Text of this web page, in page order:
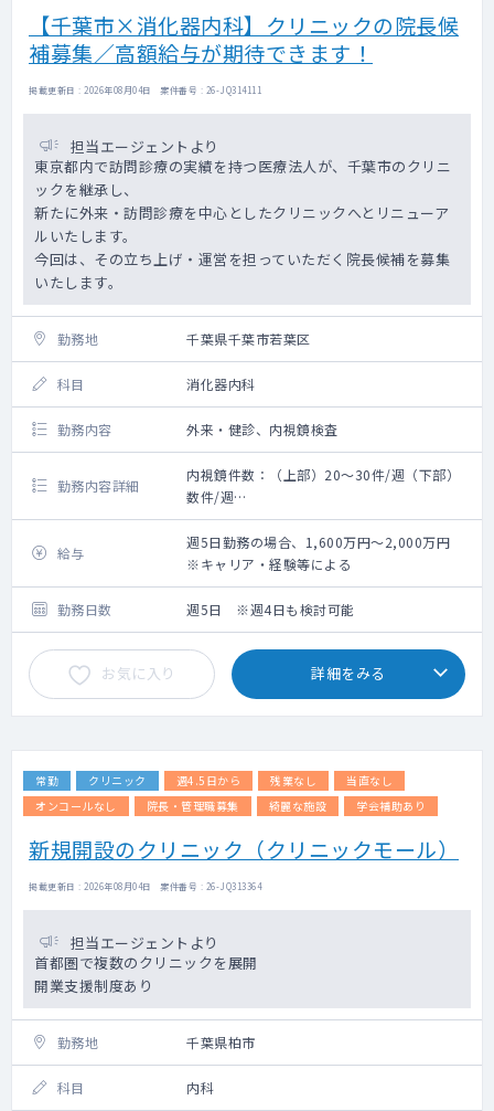
【千葉市×消化器内科】クリニックの院長候
補募集／高額給与が期待できます！
掲載更新日 : 2026年08月04日 案件番号 : 26-JQ314111
担当エージェントより
東京都内で訪問診療の実績を持つ医療法人が、千葉市のクリニ
ックを継承し、
新たに外来・訪問診療を中心としたクリニックへとリニューア
ルいたします。
今回は、その立ち上げ・運営を担っていただく院長候補を募集
いたします。
勤務地 千葉県千葉市若葉区
科目 消化器内科
勤務内容 外来・健診、内視鏡検査
勤務内容詳細
内視鏡件数：（上部）20～30件/週（下部）
数件/週
主な患者層：高齢者
外来では、一般内科を中心に慢性疾患管理や
生活習慣病対応など、
地域の高齢患者様の継続診療をお願いいたし
ます。
健診業務では、各種健診対応や結果説明等を
お願いいたします。
ご希望に応じて、訪問診療やエコー検査にも
携わっていただくことも可能です。
給与
週5日勤務の場合、1,600万円～2,000万円
※キャリア・経験等による
勤務日数 週5日 ※週4日も検討可能
お気に入り 詳細をみる
常勤 クリニック 週4.5日から 残業なし
当直なし
オンコールなし
院長・管理職募集 綺麗な施設 学会補助あり
新規開設のクリニック（クリニックモール）
掲載更新日 : 2026年08月04日 案件番号 : 26-JQ313364
担当エージェントより
首都圏で複数のクリニックを展開
開業支援制度あり
勤務地 千葉県柏市
科目 内科